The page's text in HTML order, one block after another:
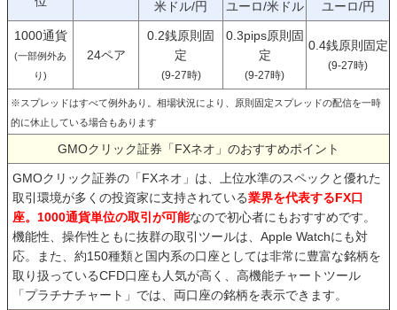
米ドル/円 ユーロ/米ドル ユーロ/円
1000通貨
(一部例外あ
り)
24ペア
0.2銭原則固
定
(9-27時)
0.3pips原則固
定
(9-27時)
0.4銭原則固定
(9-27時)
※スプレッドはすべて例外あり。相場状況により、原則固定スプレッドの配信を一時
的に休止している場合もあります
GMOクリック証券「FXネオ」のおすすめポイント
GMOクリック証券の「FXネオ」は、上位水準のスペックと優れた
取引環境が多くの投資家に支持されている業界を代表するFX口
座。1000通貨単位の取引が可能なので初心者にもおすすめです。
機能性、操作性ともに抜群の取引ツールは、Apple Watchにも対
応。また、約150種類と国内系の口座としては非常に豊富な銘柄を
取り扱っているCFD口座も人気が高く、高機能チャートツール
「プラチナチャート」では、両口座の銘柄を表示できます。